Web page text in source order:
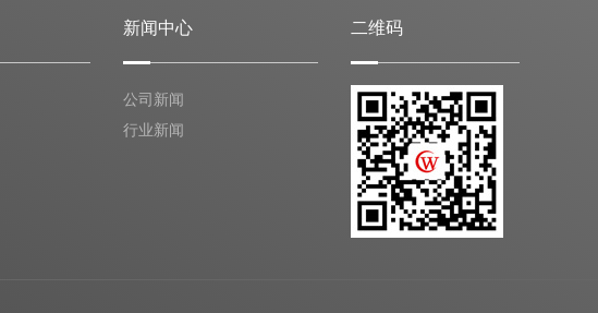
新闻中心
公司新闻
行业新闻
二维码